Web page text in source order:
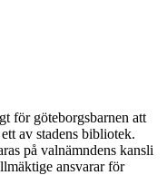
för göteborgsbarnen att
av stadens bibliotek.
på valnämndens kansli
ansvarar för